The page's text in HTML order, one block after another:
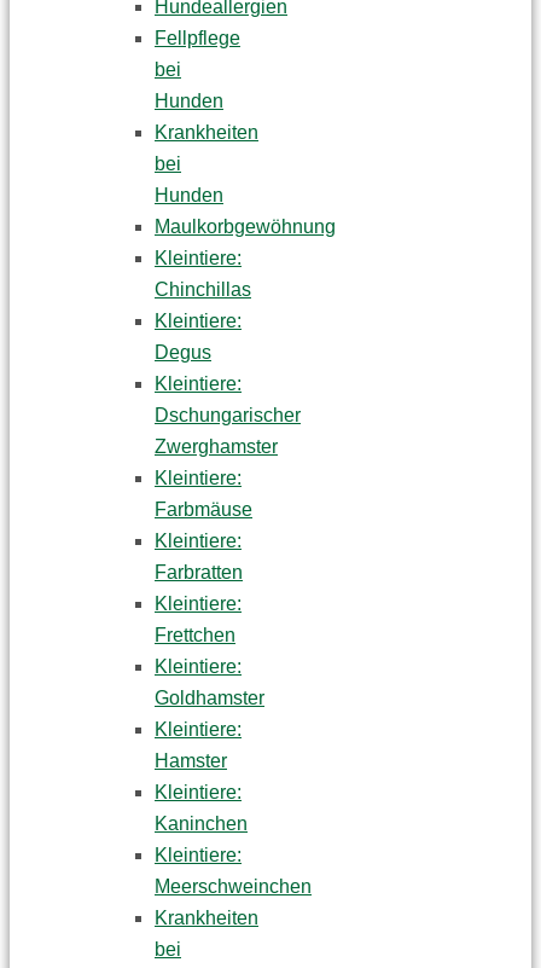
Hundeallergien
Fellpflege
bei
Hunden
Krankheiten
bei
Hunden
Maulkorbgewöhnung
Kleintiere:
Chinchillas
Kleintiere:
Degus
Kleintiere:
Dschungarischer
Zwerghamster
Kleintiere:
Farbmäuse
Kleintiere:
Farbratten
Kleintiere:
Frettchen
Kleintiere:
Goldhamster
Kleintiere:
Hamster
Kleintiere:
Kaninchen
Kleintiere:
Meerschweinchen
Krankheiten
bei